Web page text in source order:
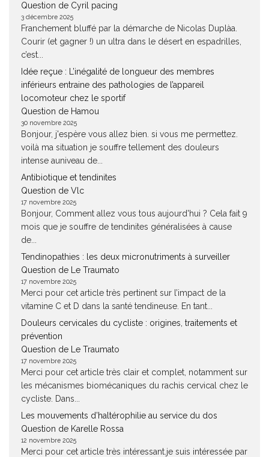
Question de Cyril pacing
3 décembre 2025
Franchement bluffé par la démarche de Nicolas Duplàa.
Courir (et gagner !) un ultra dans le désert en espadrilles,
c’est...
Idée reçue : L’inégalité de longueur des membres
inférieurs entraine des pathologies de l’appareil
locomoteur chez le sportif
Question de Hamou
30 novembre 2025
Bonjour, j'espère vous allez bien. si vous me permettez.
voilà ma situation je souffre tellement des douleurs
intense auniveau de...
Antibiotique et tendinites
Question de Vlc
17 novembre 2025
Bonjour, Comment allez vous tous aujourd'hui ? Cela fait 9
mois que je souffre de tendinites généralisées à cause
de...
Tendinopathies : les deux micronutriments à surveiller
Question de Le Traumato
17 novembre 2025
Merci pour cet article très pertinent sur l’impact de la
vitamine C et D dans la santé tendineuse. En tant...
Douleurs cervicales du cycliste : origines, traitements et
prévention
Question de Le Traumato
17 novembre 2025
Merci pour cet article très clair et complet, notamment sur
les mécanismes biomécaniques du rachis cervical chez le
cycliste. Dans...
Les mouvements d’haltérophilie au service du dos
Question de Karelle Rossa
12 novembre 2025
Merci pour cet article très intéressant.je suis intéressée par